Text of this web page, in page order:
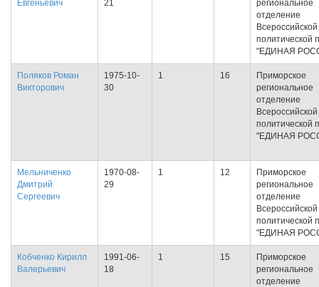
Евгеньевич
21
региональное
отделение
Всероссийской
политической
"ЕДИНАЯ
Поляков Роман
Викторович
1975-10-
30
1 16
Приморское
региональное
отделение
Всероссийской
политической
"ЕДИНАЯ
Мельниченко
Дмитрий
Сергеевич
1970-08-
29
1 12
Приморское
региональное
отделение
Всероссийской
политической
"ЕДИНАЯ
Кобченко Кирилл
Валерьевич
1991-06-
18
1 15
Приморское
региональное
отделение